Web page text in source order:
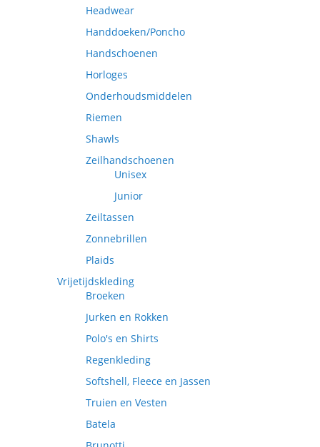
Headwear
Handdoeken/Poncho
Handschoenen
Horloges
Onderhoudsmiddelen
Riemen
Shawls
Zeilhandschoenen
Unisex
Junior
Zeiltassen
Zonnebrillen
Plaids
Vrijetijdskleding
Broeken
Jurken en Rokken
Polo's en Shirts
Regenkleding
Softshell, Fleece en Jassen
Truien en Vesten
Batela